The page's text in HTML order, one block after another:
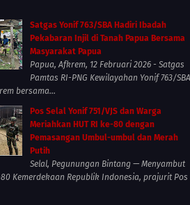
Satgas Yonif 763/SBA Hadiri Ibadah
Pekabaran Injil di Tanah Papua Bersama
Masyarakat Papua
Papua, Afkrem, 12 Februari 2026 - Satgas
Pamtas RI-PNG Kewilayahan Yonif 763/SBA
bersama...
Pos Selal Yonif 751/VJS dan Warga
Meriahkan HUT RI ke-80 dengan
Pemasangan Umbul-umbul dan Merah
Putih
Selal, Pegunungan Bintang — Menyambut
80 Kemerdekaan Republik Indonesia, prajurit Pos